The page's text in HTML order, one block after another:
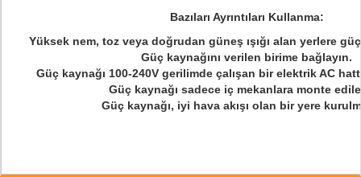
Bazıları Ayrıntıları Kullanma:
Yüksek nem, toz veya doğrudan güneş ışığı alan yerlere
Güç kaynağını verilen birime bağlayın.
Güç kaynağı 100-240V gerilimde çalışan bir elektrik AC
Güç kaynağı sadece iç mekanlara monte
Güç kaynağı, iyi hava akışı olan bir yere